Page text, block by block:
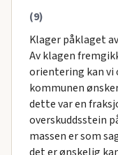
(9)
Klager påklaget
Av klagen
orientering kan vi
kommunen
dette var en
overskuddsstein
massen er som